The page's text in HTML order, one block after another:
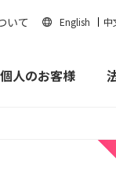
いて English 中
個人のお客様